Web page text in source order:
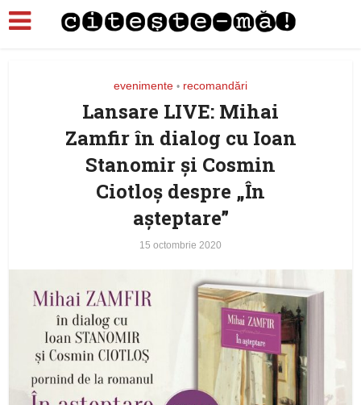
evenimente • recomandări
Lansare LIVE: Mihai
Zamfir în dialog cu Ioan
Stanomir și Cosmin
Ciotloș despre „În
așteptare”
15 octombrie 2020